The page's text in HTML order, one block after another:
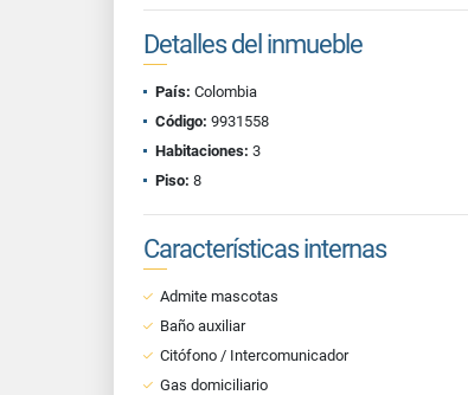
Detalles del inmueble
País: Colombia
Código: 9931558
Habitaciones: 3
Piso: 8
Características internas
Admite mascotas
Baño auxiliar
Citófono / Intercomunicador
Gas domiciliario